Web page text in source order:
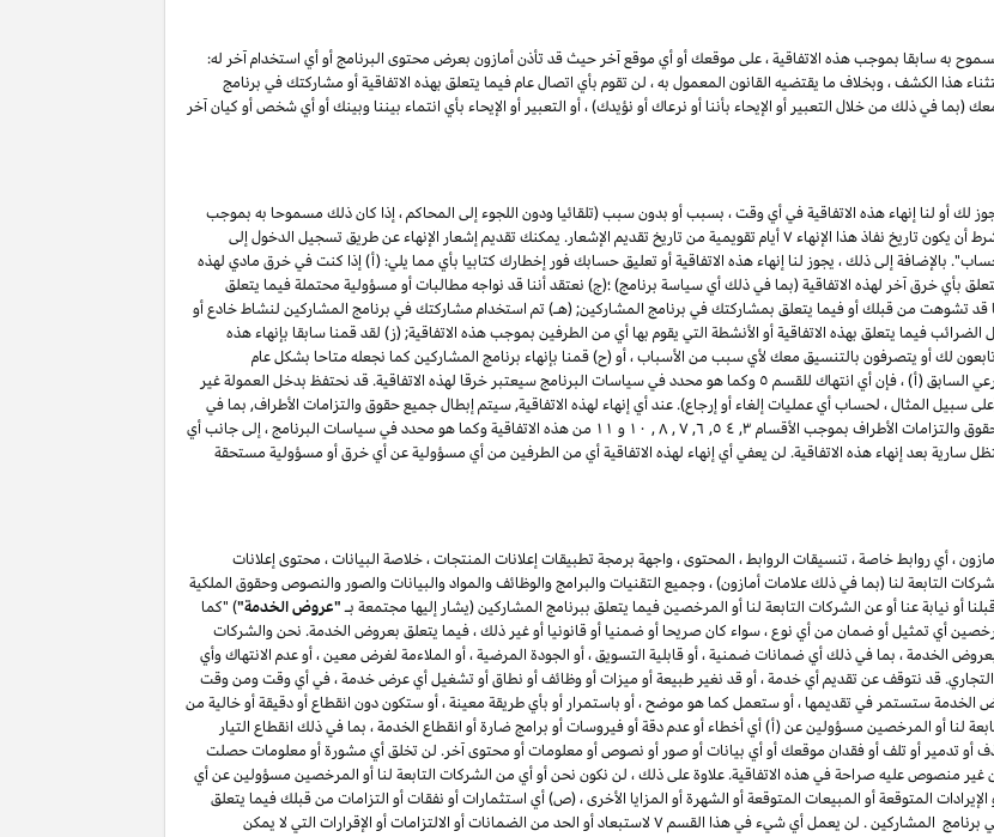
به سابقا بموجب هذه الاتفاقية ، على موقعك أو أي موقع آخر حيث قد تأذن أمازون بعرض محتوى البرنامج أو أي استخدام آخر له:
هذا الكشف ، وبخلاف ما يقتضيه القانون المعمول به ، لن تقوم بأي اتصال عام فيما يتعلق بهذه الاتفاقية أو مشاركتك في برنامج
في ذلك من خلال التعبير أو الإيحاء بأننا أو نرعاك أو نؤيدك) ، أو التعبير أو الإيحاء بأي انتماء بيننا وبينك أو أي شخص أو كيان آخر
لك أو لنا إنهاء هذه الاتفاقية في أي وقت ، بسبب أو بدون سبب (تلقائيا ودون اللجوء إلى المحاكم ، إذا كان ذلك مسموحا به بموجب
القانون المعمول به) ، من خلال إعطاء الطرف الآخر إشعارا كتابيا بالإنهاء بشرط أن يكون تاريخ نفاذ هذا الإنهاء ۷ أيام تقويمية من تاريخ تقديم الإشعار. يمكنك تقديم إشعار الإنهاء عن طريق تسجيل الدخول إلى
بالإضافة إلى ذلك ، يجوز لنا إنهاء هذه الاتفاقية أو تعليق حسابك فور إخطارك كتابيا بأي مما يلي: (أ) إذا كنت في خرق مادي لهذه
في غضون ۷ أيام من إخطارنا لك فيما يتعلق بأي خرق آخر لهذه الاتفاقية (بما في ذلك أي سياسة برنامج) ؛(ج) نعتقد أننا قد نواجه مطالبات أو مسؤولية محتملة فيما يتعلق
قد تشوهت من قبلك أو فيما يتعلق بمشاركتك في برنامج المشاركين; (هـ) تم استخدام مشاركتك في برنامج المشاركين لنشاط خادع أو
فيما يتعلق بهذه الاتفاقية أو الأنشطة التي يقوم بها أي من الطرفين بموجب هذه الاتفاقية; (ز) لقد قمنا سابقا بإنهاء هذه
لك أو يتصرفون بالتنسيق معك لأي سبب من الأسباب ، أو (ح) قمنا بإنهاء برنامج المشاركين كما نجعله متاحا بشكل عام
للمشاركين. لتجنب الشك وعلى سبيل المثال لا الحصر لأغراض القسم الفرعي السابق (أ) ، فإن أي انتهاك للقسم ٥ وكما هو محدد في سياسات البرنامج سيعتبر خرقا لهذه الاتفاقية. قد نحتفظ بدخل العمولة غير
سبيل المثال ، لحساب أي عمليات إلغاء أو إرجاع). عند أي إنهاء لهذه الاتفاقية, سيتم إبطال جميع حقوق والتزامات الأطراف, بما في
ذلك أي وجميع التراخيص الممنوحة فيما يتعلق بهذه الاتفاقية, باستثناء حقوق والتزامات الأطراف بموجب الأقسام ۳, ٤ ٥, ٦, ۷ , ۸ , ۱۰ و ۱۱ من هذه الاتفاقية وكما هو محدد في سياسات البرنامج ، إلى جانب أي
سارية بعد إنهاء هذه الاتفاقية. لن يعفي أي إنهاء لهذه الاتفاقية أي من الطرفين من أي مسؤولية عن أي خرق أو مسؤولية مستحقة
، أي روابط خاصة ، تنسيقات الروابط ، المحتوى ، واجهة برمجة تطبيقات إعلانات المنتجات ، خلاصة البيانات ، محتوى إعلانات
التابعة لنا (بما في ذلك علامات أمازون) ، وجميع التقنيات والبرامج والوظائف والمواد والبيانات والصور والنصوص وحقوق الملكية
أو نيابة عنا أو عن الشركات التابعة لنا أو المرخصين فيما يتعلق ببرنامج المشاركين (يشار إليها مجتمعة بـ"عروض الخدمة") "كما
أي تمثيل أو ضمان من أي نوع ، سواء كان صريحا أو ضمنيا أو قانونيا أو غير ذلك ، فيما يتعلق بعروض الخدمة. نحن والشركات
الخدمة ، بما في ذلك أي ضمانات ضمنية ، أو قابلية التسويق ، أو الجودة المرضية ، أو الملاءمة لغرض معين ، أو عدم الانتهاك وأي
التجاري. قد نتوقف عن تقديم أي خدمة ، أو قد نغير طبيعة أو ميزات أو وظائف أو نطاق أو تشغيل أي عرض خدمة ، في أي وقت ومن وقت
الخدمة ستستمر في تقديمها ، أو ستعمل كما هو موضح ، أو باستمرار أو بأي طريقة معينة ، أو ستكون دون انقطاع أو دقيقة أو خالية من
لنا أو المرخصين مسؤولين عن (أ) أي أخطاء أو عدم دقة أو فيروسات أو برامج ضارة أو انقطاع الخدمة ، بما في ذلك انقطاع التيار
أو تدمير أو تلف أو فقدان موقعك أو أي بيانات أو صور أو نصوص أو معلومات أو محتوى آخر. لن تخلق أي مشورة أو معلومات حصلت
منصوص عليه صراحة في هذه الاتفاقية. علاوة على ذلك ، لن نكون نحن أو أي من الشركات التابعة لنا أو المرخصين مسؤولين عن أي
المتوقعة أو المبيعات المتوقعة أو الشهرة أو المزايا الأخرى ، (ص) أي استثمارات أو نفقات أو التزامات من قبلك فيما يتعلق
بمشاركتك في برنامج المشاركين ، أو (ض) أي إنهاء أو تعليق لمشاركتك في برنامج المشاركين . لن يعمل أي شيء في هذا القسم ۷ لاستبعاد أو الحد من الضمانات أو الالتزامات أو الإقرارات التي لا يمكن